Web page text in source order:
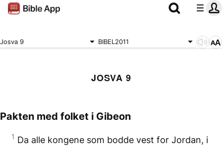
Josva 9 BIBEL2011
JOSVA 9
Pakten med folket i Gibeon
1 Da alle kongene som bodde vest for Jordan, i